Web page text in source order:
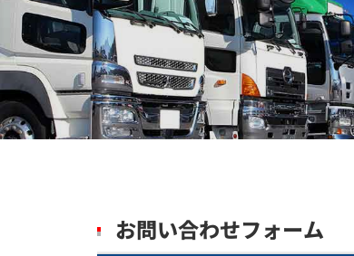
お問い合わせフォーム